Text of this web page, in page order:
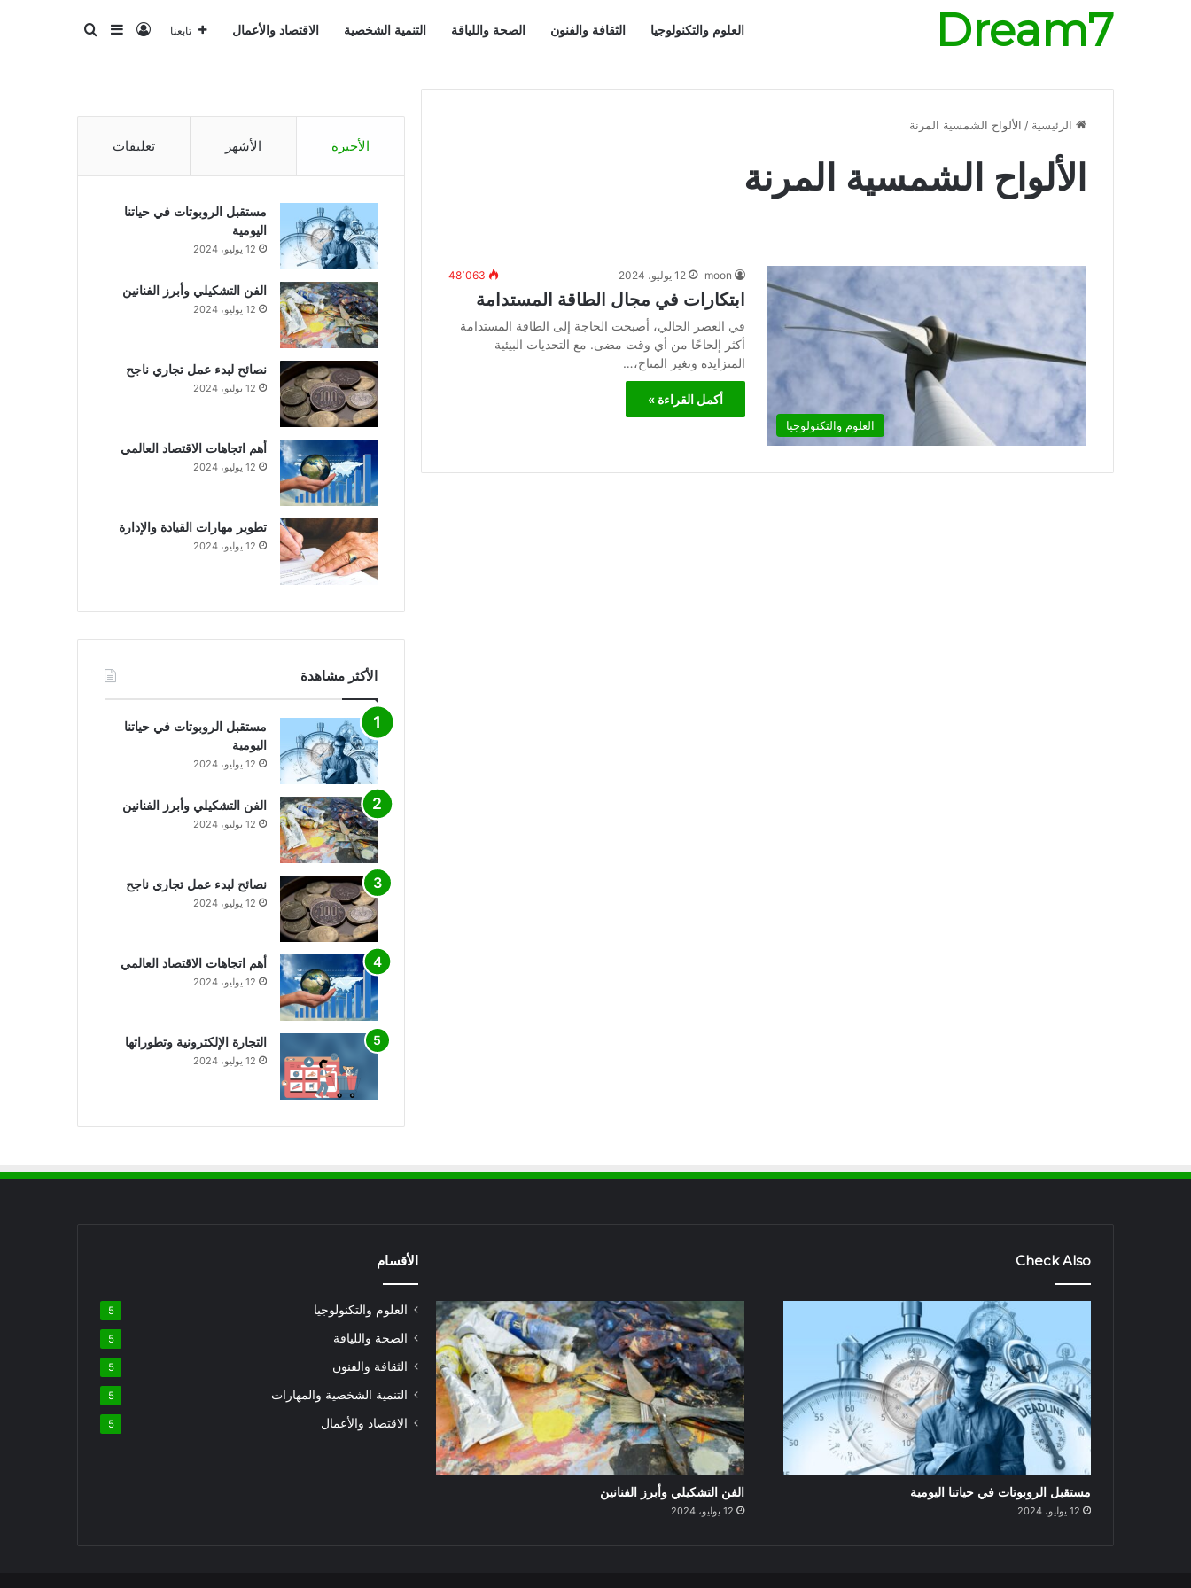
Dream7 العلوم والتكنولوجيا الثقافة والفنون الصحة واللياقة التنمية الشخصية الاقتصاد والأعمال تابعنا تسجيل الدخول
إضافة عمود جانبي
بحث عن
الرئيسية / الألواح الشمسية المرنة
الألواح الشمسية المرنة
العلوم والتكنولوجيا
moon 12 يوليو، 2024 48٬063
ابتكارات في مجال الطاقة المستدامة
في العصر الحالي، أصبحت الحاجة إلى الطاقة المستدامة
أكثر إلحاحًا من أي وقت مضى. مع التحديات البيئية
المتزايدة وتغير المناخ،…
أكمل القراءة »
الأخيرة الأشهر تعليقات
مستقبل الروبوتات في حياتنا
اليومية
12 يوليو، 2024
الفن التشكيلي وأبرز الفنانين
12 يوليو، 2024
نصائح لبدء عمل تجاري ناجح
12 يوليو، 2024
أهم اتجاهات الاقتصاد العالمي
12 يوليو، 2024
تطوير مهارات القيادة والإدارة
12 يوليو، 2024
الأكثر مشاهدة
مستقبل الروبوتات في حياتنا
اليومية
12 يوليو، 2024
الفن التشكيلي وأبرز الفنانين
12 يوليو، 2024
نصائح لبدء عمل تجاري ناجح
12 يوليو، 2024
أهم اتجاهات الاقتصاد العالمي
12 يوليو، 2024
التجارة الإلكترونية وتطوراتها
12 يوليو، 2024
Check Also
مستقبل الروبوتات في حياتنا اليومية
12 يوليو، 2024
الفن التشكيلي وأبرز الفنانين
12 يوليو، 2024
الأقسام
العلوم والتكنولوجيا 5
الصحة واللياقة 5
الثقافة والفنون 5
التنمية الشخصية والمهارات 5
الاقتصاد والأعمال 5